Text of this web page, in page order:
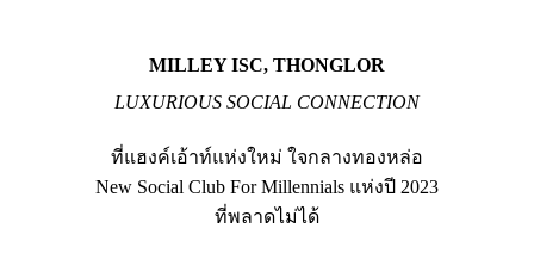
MILLEY ISC, THONGLOR
LUXURIOUS SOCIAL CONNECTION
ที่แฮงค์เอ้าท์แห่งใหม่ ใจกลางทองหล่อ
New Social Club For Millennials แห่งปี 2023
ที่พลาดไม่ได้